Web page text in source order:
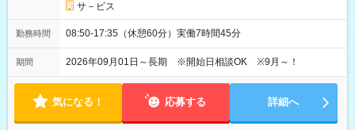
サ－ビス
勤務時間 08:50-17:35（休憩60分）実働7時間45分
期間 2026年09月01日～長期 ※開始日相談OK ※9月～！
気になる！ 応募する 詳細へ